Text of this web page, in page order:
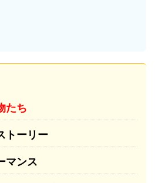
たち
トーリー
マンス